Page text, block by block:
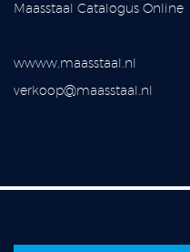
Maasstaal Catalogus Online
wwww.maasstaal.nl
verkoop@maasstaal.nl